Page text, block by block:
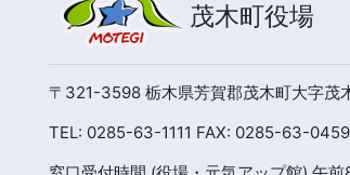
茂木町役場
〒321-3598 栃木県芳賀郡茂木町大字茂
TEL: 0285-63-1111 FAX: 0285-63-0459